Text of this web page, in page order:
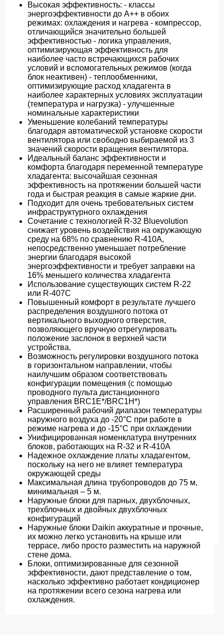
Высокая эффективность: - классы
энергоэффективности до A++ в обоих
режимах: охлаждения и нагрева - компрессор,
отличающийся значительно большей
эффективностью - логика управления,
оптимизирующая эффективность для
наиболее часто встречающихся рабочих
условий и вспомогательных режимов (когда
блок неактивен) - теплообменники,
оптимизирующие расход хладагента в
наиболее характерных условиях эксплуатации
(температура и нагрузка) - улучшенные
номинальные характеристики
Уменьшение колебаний температуры
благодаря автоматической установке скорости
вентилятора или свободно выбираемой из 3
значений скорости вращения вентилятора.
Идеальный баланс эффективности и
комфорта благодаря переменной температуре
хладагента: высочайшая сезонная
эффективность на протяжении большей части
года и быстрая реакция в самые жаркие дни.
Подходит для очень требовательных систем
инфраструктурного охлаждения
Сочетание с технологией R-32 Bluevolution
снижает уровень воздействия на окружающую
среду на 68% по сравнению R-410A,
непосредственно уменьшает потребление
энергии благодаря высокой
энергоэффективности и требует заправки на
16% меньшего количества хладагента
Использование существующих систем R-22
или R-407C
Повышенный комфорт в результате лучшего
распределения воздушного потока от
вертикального выходного отверстия,
позволяющего вручную отрегулировать
положение заслонок в верхней части
устройства.
Возможность регулировки воздушного потока
в горизонтальном направлении, чтобы
наилучшим образом соответствовать
конфигурации помещения (с помощью
проводного пульта дистанционного
управления BRC1E*/BRC1H*)
Расширенный рабочий диапазон температуры
наружного воздуха до -20°C при работе в
режиме нагрева и до -15°С при охлаждении
Унифицированная номенклатура внутренних
блоков, работающих на R-32 и R-410A
Надежное охлаждение платы хладагентом,
поскольку на него не влияет температура
окружающей среды
Максимальная длина трубопроводов до 75 м,
минимальная – 5 м.
Наружные блоки для парных, двухблочных,
трехблочных и двойных двухблочных
конфигураций
Наружные блоки Daikin аккуратные и прочные,
их можно легко установить на крыше или
террасе, либо просто разместить на наружной
стене дома.
Блоки, оптимизированные для сезонной
эффективности, дают представление о том,
насколько эффективно работает кондиционер
на протяжении всего сезона нагрева или
охлаждения.